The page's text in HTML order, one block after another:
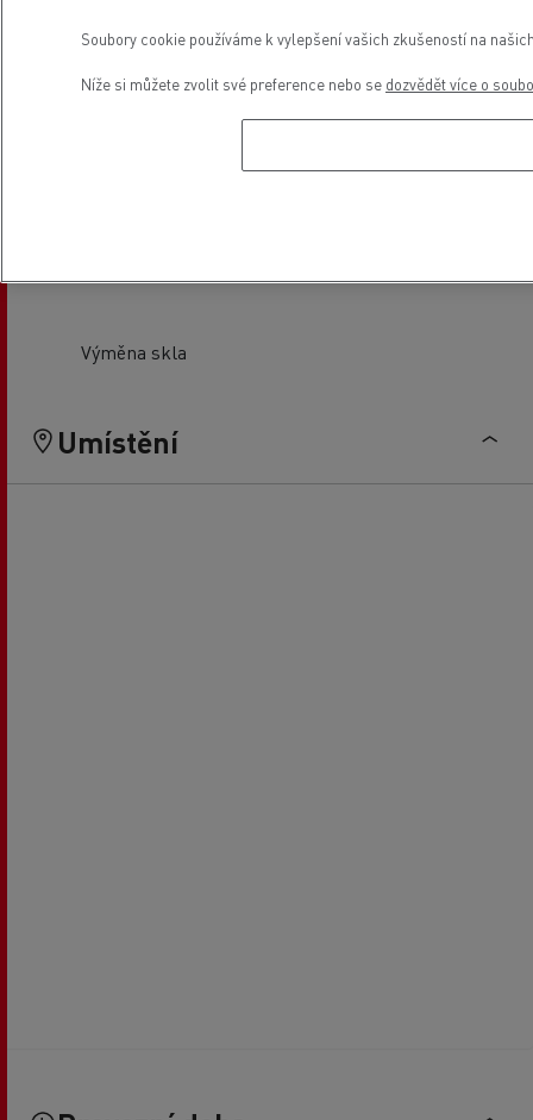
Pneuservis
Výměna skla
Umístění
Soubory cookie používáme k vylepšení vašich zkušeností na
Níže si můžete zvolit své preference nebo se dozvědět více o